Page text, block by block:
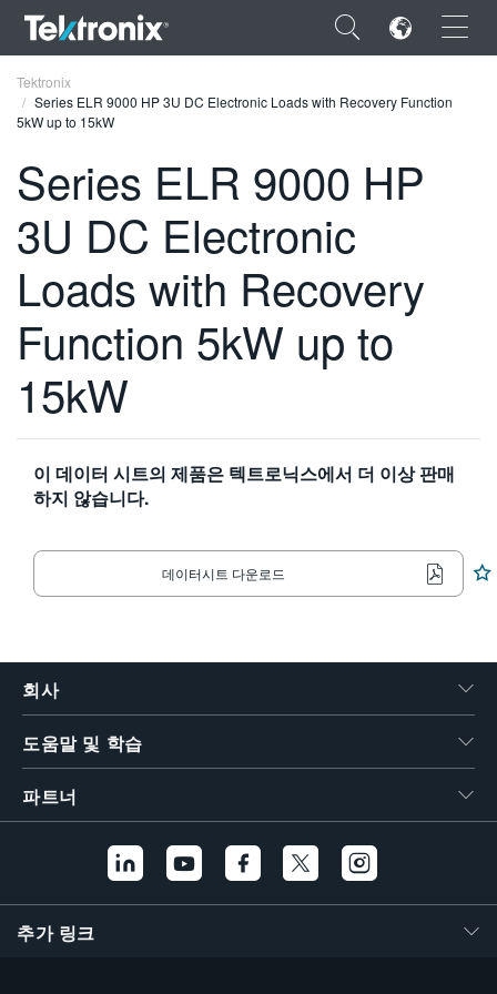
×
ENGLISH
FRANÇAIS
DEUTSCH
VIỆT NAM
简体中文
한국어
Tektronix
Series ELR 9000 HP 3U DC Electronic Loads with Recovery Function
5kW up to 15kW
Series ELR 9000 HP
3U DC Electronic
Loads with Recovery
Function 5kW up to
15kW
이 데이터 시트의 제품은 텍트로닉스에서 더 이상 판매
하지 않습니다.
데이터시트 다운로드
회사
도움말 및 학습
파트너
추가 링크